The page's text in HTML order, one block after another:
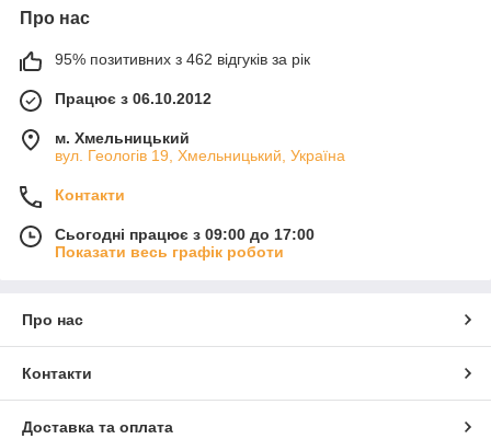
Про нас
95% позитивних з 462 відгуків за рік
Працює з 06.10.2012
м. Хмельницький
вул. Геологів 19, Хмельницький, Україна
Контакти
Сьогодні працює з 09:00 до 17:00
Показати весь графік роботи
Про нас
Контакти
Доставка та оплата